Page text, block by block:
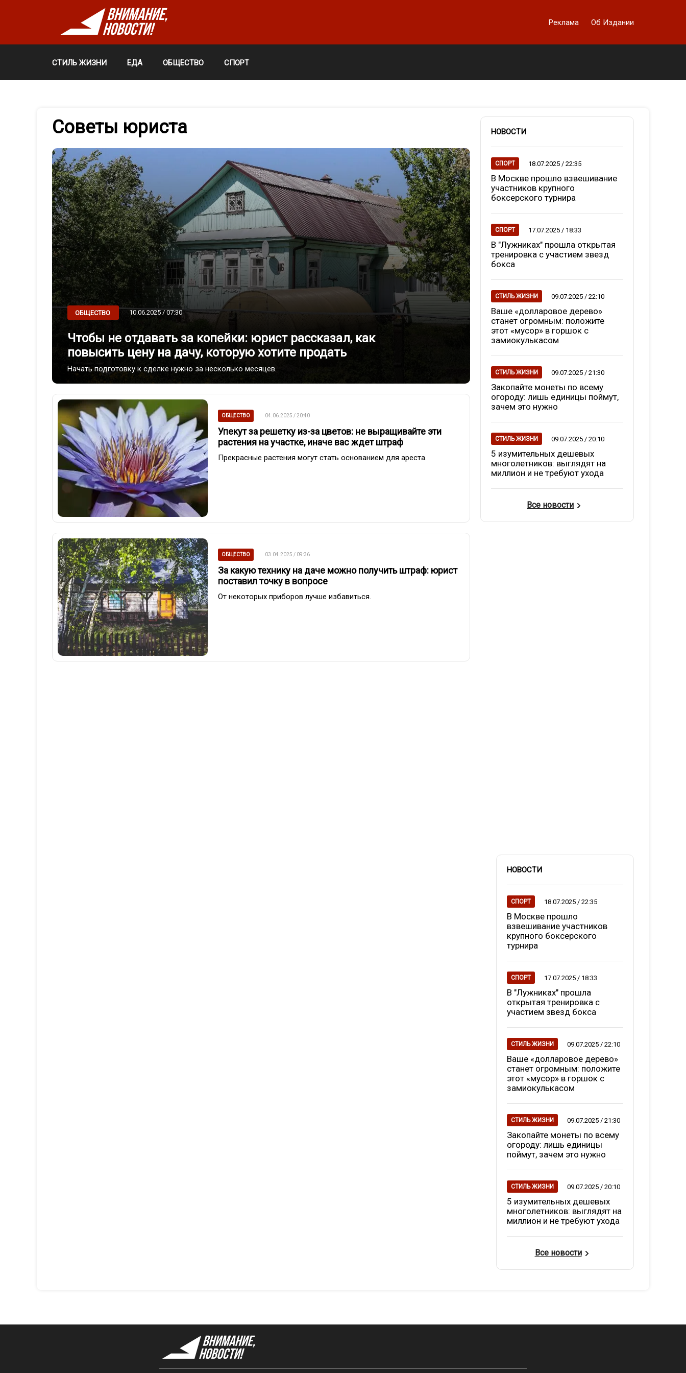
Реклама Об Издании
СТИЛЬ ЖИЗНИ ЕДА ОБЩЕСТВО СПОРТ
Советы юриста
ОБЩЕСТВО 10.06.2025 / 07:30
Чтобы не отдавать за копейки: юрист рассказал, как
повысить цену на дачу, которую хотите продать
Начать подготовку к сделке нужно за несколько месяцев.
ОБЩЕСТВО 04.06.2025 / 20:40
Упекут за решетку из-за цветов: не выращивайте эти
растения на участке, иначе вас ждет штраф
Прекрасные растения могут стать основанием для ареста.
ОБЩЕСТВО 03.04.2025 / 09:36
За какую технику на даче можно получить штраф: юрист
поставил точку в вопросе
От некоторых приборов лучше избавиться.
НОВОСТИ
СПОРТ 18.07.2025 / 22:35
В Москве прошло взвешивание
участников крупного
боксерского турнира
СПОРТ 17.07.2025 / 18:33
В "Лужниках" прошла открытая
тренировка с участием звезд
бокса
СТИЛЬ ЖИЗНИ 09.07.2025 / 22:10
Ваше «долларовое дерево»
станет огромным: положите
этот «мусор» в горшок с
замиокулькасом
СТИЛЬ ЖИЗНИ 09.07.2025 / 21:30
Закопайте монеты по всему
огороду: лишь единицы поймут,
зачем это нужно
СТИЛЬ ЖИЗНИ 09.07.2025 / 20:10
5 изумительных дешевых
многолетников: выглядят на
миллион и не требуют ухода
Все новости
НОВОСТИ
СПОРТ 18.07.2025 / 22:35
В Москве прошло
взвешивание участников
крупного боксерского
турнира
СПОРТ 17.07.2025 / 18:33
В "Лужниках" прошла
открытая тренировка с
участием звезд бокса
СТИЛЬ ЖИЗНИ 09.07.2025 / 22:10
Ваше «долларовое дерево»
станет огромным: положите
этот «мусор» в горшок с
замиокулькасом
СТИЛЬ ЖИЗНИ 09.07.2025 / 21:30
Закопайте монеты по всему
огороду: лишь единицы
поймут, зачем это нужно
СТИЛЬ ЖИЗНИ 09.07.2025 / 20:10
5 изумительных дешевых
многолетников: выглядят на
миллион и не требуют ухода
Все новости